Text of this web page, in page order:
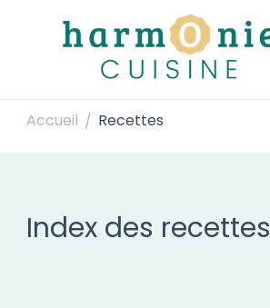
Harmonie Cuisine
Accueil / Recettes
Index des recettes